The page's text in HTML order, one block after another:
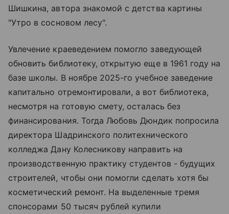
Шишкина, автора знакомой с детства картины
"Утро в сосновом лесу".
Увлечение краеведением помогло заведующей
обновить библиотеку, открытую еще в 1961 году на
базе школы. В ноябре 2025-го учебное заведение
капитально отремонтировали, а вот библиотека,
несмотря на готовую смету, осталась без
финансирования. Тогда Любовь Дюндик попросила
директора Шадринского политехнического
колледжа Дану Колесникову направить на
производственную практику студентов - будущих
строителей, чтобы они помогли сделать хотя бы
косметический ремонт. На выделенные тремя
спонсорами 50 тысяч рублей купили